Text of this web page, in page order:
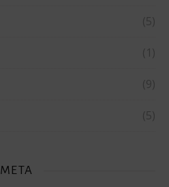
(5)
(1)
(9)
(5)
META